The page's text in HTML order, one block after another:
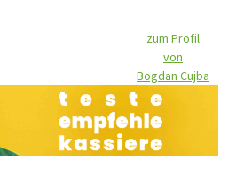
zum Profil
von
Bogdan Cujba